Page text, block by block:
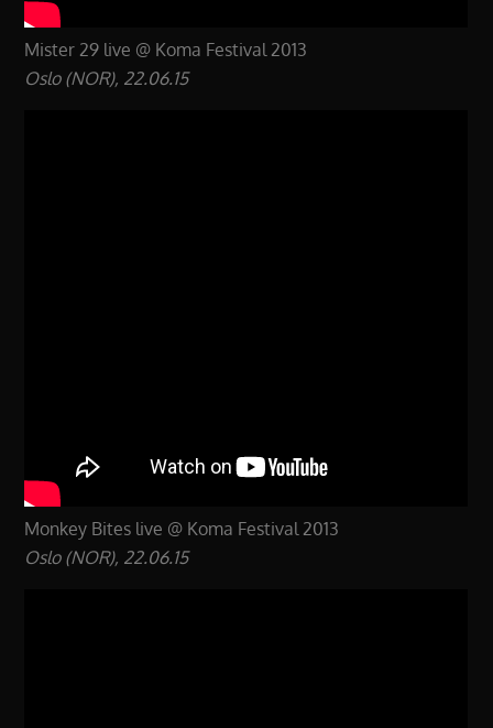
Mister 29 live @ Koma Festival 2013
Oslo (NOR), 22.06.15
Monkey Bites live @ Koma Festival 2013
Oslo (NOR), 22.06.15